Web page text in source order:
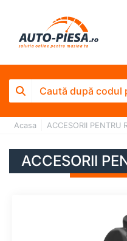
Acasa ACCESORII PENTRU
ACCESORII